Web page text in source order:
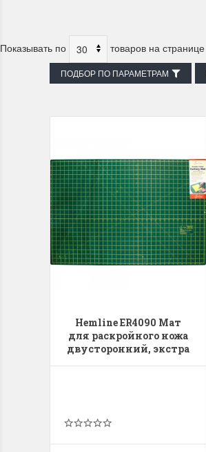
Показывать по товаров на странице
ПОДБОР ПО ПАРАМЕТРАМ
Hemline ER4090 Мат
для раскройного ножа
двусторонний, экстра